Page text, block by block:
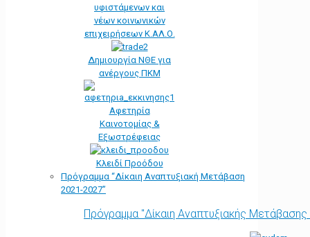
υφιστάμενων και
νέων κοινωνικών
επιχειρήσεων Κ.ΑΛ.Ο.
Δημιουργία ΝΘΕ για
ανέργους ΠΚΜ
Αφετηρία
Kαινοτομίας &
Εξωστρέφειας
Κλειδί Προόδου
Πρόγραμμα “Δίκαιη Αναπτυξιακή Μετάβαση
2021-2027”
Πρόγραμμα "Δίκαιη Αναπτυξιακής